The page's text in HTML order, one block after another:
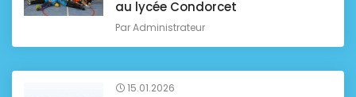
au lycée Condorcet
ParAdministrateur
15.01.2026